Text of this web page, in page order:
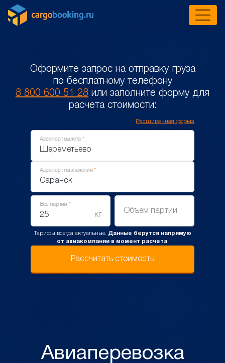
Оформите запрос на отправку груза
по бесплатному телефону
8 800 600 51 28 или заполните форму для
расчета стоимости:
Расширенная форма
Аэропорт вылета
Аэропорт назначения
Вес партии
кг
Объем партии
Тарифы всегда актуальные. Данные берутся напрямую
от авиакомпании в момент расчета.
Рассчитать стоимость
Авиаперевозка